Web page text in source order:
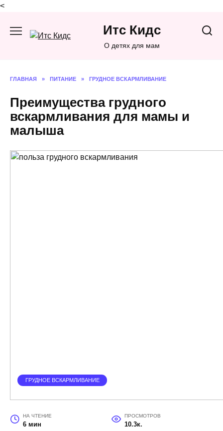
<
содержанию
Итс Кидс
О детях для мам
ГЛАВНАЯ » ПИТАНИЕ » ГРУДНОЕ ВСКАРМЛИВАНИЕ
Преимущества грудного
вскармливания для мамы и
малыша
ГРУДНОЕ ВСКАРМЛИВАНИЕ
НА ЧТЕНИЕ
6 мин
ПРОСМОТРОВ
10.3к.